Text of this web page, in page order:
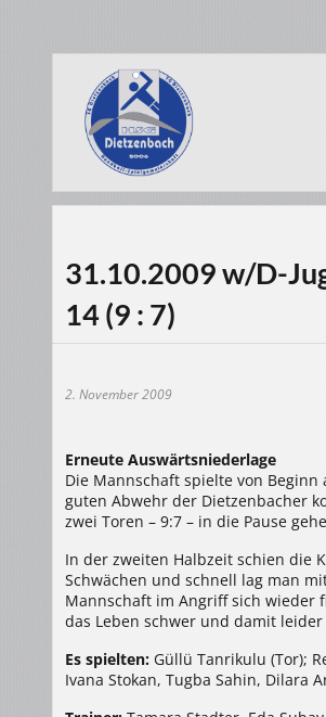
31.10.2009 w/D-
14 (9 : 7)
2. November 2009
Erneute Auswärtsniederlage
Die Mannschaft spielte von
guten Abwehr der Dietzenbacher
zwei Toren – 9:7 – in die Pause
In der zweiten Halbzeit schien die
Schwächen und schnell lag man
Mannschaft im Angriff sich wieder
das Leben schwer und damit
Es spielten: Güllü Tanrikulu (Tor);
Ivana Stokan, Tugba Sahin, Dilara